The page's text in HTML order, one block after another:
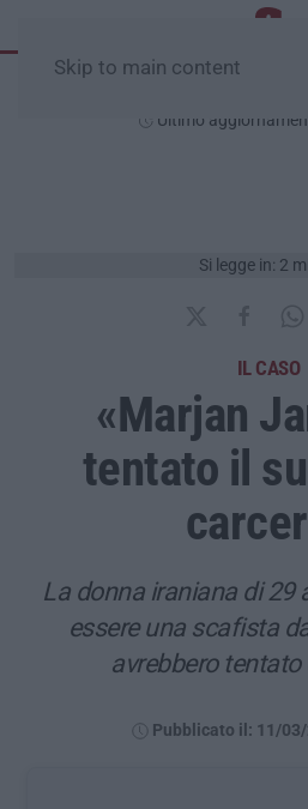
Skip to main content
Ultimo
Si legge in: 2
IL CASO
«Marjan
tentato il
La donna iraniana di 29
essere una scafista
avrebbero
Pubblicato il: 11/